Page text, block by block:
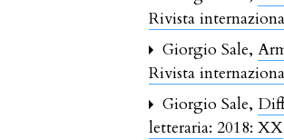
Rivista
Giorgio Sale,
Rivista
Giorgio Sale,
letteraria: 2018: XX